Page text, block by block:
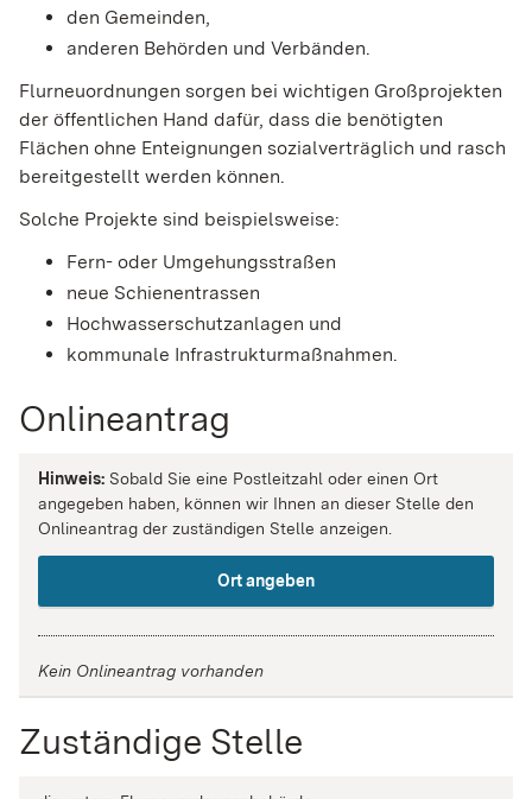
den Gemeinden,
anderen Behörden und Verbänden.
Flurneuordnungen sorgen bei wichtigen Großprojekten
der öffentlichen Hand dafür, dass die benötigten
Flächen ohne Enteignungen sozialverträglich und rasch
bereitgestellt werden können.
Solche Projekte sind beispielsweise:
Fern- oder Umgehungsstraßen
neue Schienentrassen
Hochwasserschutzanlagen und
kommunale Infrastrukturmaßnahmen.
Onlineantrag
Hinweis: Sobald Sie eine Postleitzahl oder einen Ort
angegeben haben, können wir Ihnen an dieser Stelle den
Onlineantrag der zuständigen Stelle anzeigen.
Ort angeben
Kein Onlineantrag vorhanden
Zuständige Stelle